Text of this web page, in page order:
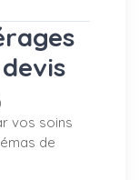
vos soins
de